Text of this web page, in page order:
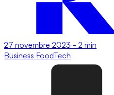
27 novembre 2023 - 2 min
Business FoodTech